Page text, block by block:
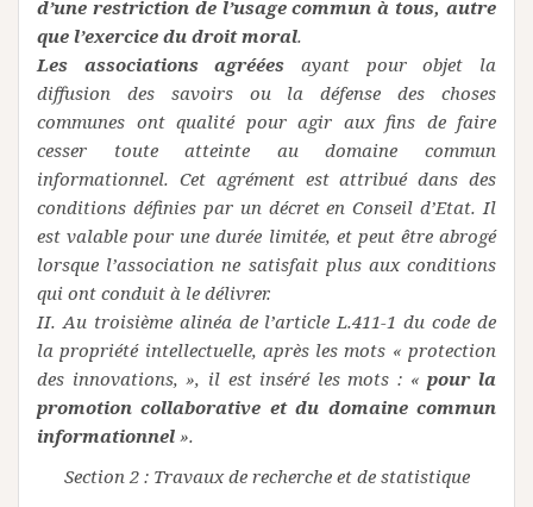
d’une restriction de l’usage commun à tous, autre
que l’exercice du droit moral.
Les associations agréées ayant pour objet la
diffusion des savoirs ou la défense des choses
communes ont qualité pour agir aux fins de faire
cesser toute atteinte au domaine commun
informationnel. Cet agrément est attribué dans des
conditions définies par un décret en Conseil d’Etat. Il
est valable pour une durée limitée, et peut être abrogé
lorsque l’association ne satisfait plus aux conditions
qui ont conduit à le délivrer.
II. Au troisième alinéa de l’article L.411-1 du code de
la propriété intellectuelle, après les mots « protection
des innovations, », il est inséré les mots : «pour la
promotion collaborative et du domaine commun
informationnel ».
Section 2 : Travaux de recherche et de statistique